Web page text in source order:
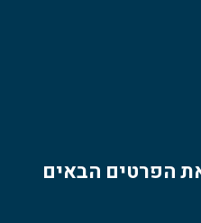
הפרטים הבאים